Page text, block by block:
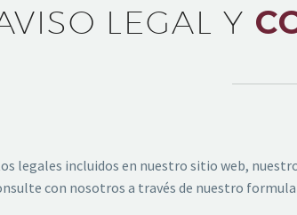
LEGAL Y
legales incluidos en nuestro sitio web,
con nosotros a través de nuestro